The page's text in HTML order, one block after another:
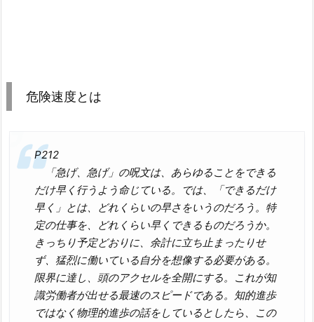
危険速度とは
P212
「急げ、急げ」の呪文は、あらゆることをできる
だけ早く行うよう命じている。では、「できるだけ
早く」とは、どれくらいの早さをいうのだろう。特
定の仕事を、どれくらい早くできるものだろうか。
きっちり予定どおりに、余計に立ち止まったりせ
ず、猛烈に働いている自分を想像する必要がある。
限界に達し、頭のアクセルを全開にする。これが知
識労働者が出せる最速のスピードである。知的進歩
ではなく物理的進歩の話をしているとしたら、この